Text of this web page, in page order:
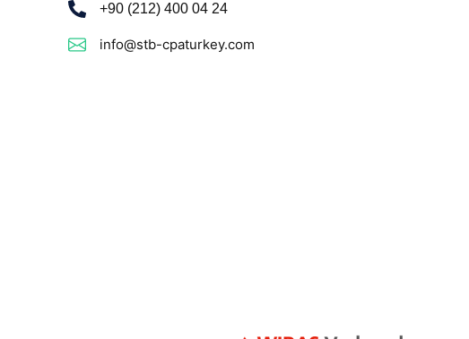
+90 (212) 400 04 24
info@stb-cpaturkey.com